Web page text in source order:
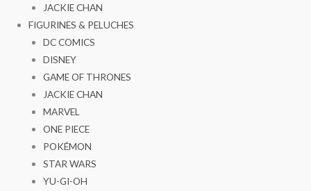
JACKIE CHAN
FIGURINES & PELUCHES
DC COMICS
DISNEY
GAME OF THRONES
JACKIE CHAN
MARVEL
ONE PIECE
POKÉMON
STAR WARS
YU-GI-OH